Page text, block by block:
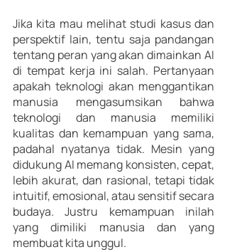
Jika kita mau melihat studi kasus dan
perspektif lain, tentu saja pandangan
tentang peran yang akan dimainkan AI
di tempat kerja ini salah. Pertanyaan
apakah teknologi akan menggantikan
manusia mengasumsikan bahwa
teknologi dan manusia memiliki
kualitas dan kemampuan yang sama,
padahal nyatanya tidak. Mesin yang
didukung AI memang konsisten, cepat,
lebih akurat, dan rasional, tetapi tidak
intuitif, emosional, atau sensitif secara
budaya. Justru kemampuan inilah
yang dimiliki manusia dan yang
membuat kita unggul.